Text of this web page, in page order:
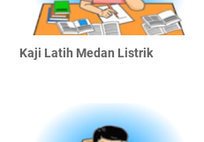
Kaji Latih Medan Listrik